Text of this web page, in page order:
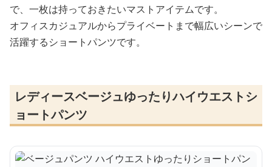
で、一枚は持っておきたいマストアイテムです。
オフィスカジュアルからプライベートまで幅広いシーンで
活躍するショートパンツです。
レディースベージュゆったりハイウエストシ
ョートパンツ